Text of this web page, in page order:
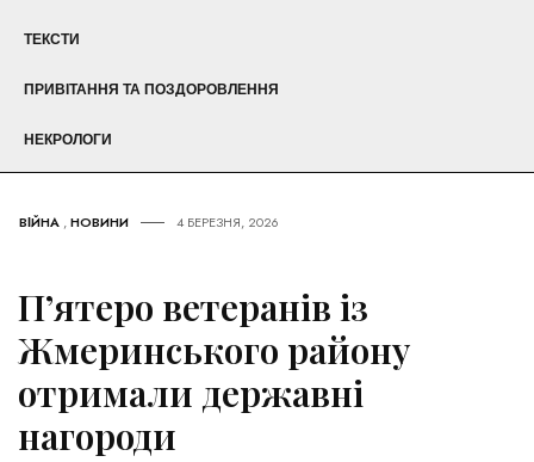
ТЕКСТИ
ПРИВІТАННЯ ТА ПОЗДОРОВЛЕННЯ
НЕКРОЛОГИ
ВІЙНА ,НОВИНИ 4 БЕРЕЗНЯ, 2026
П’ятеро ветеранів із
Жмеринського району
отримали державні
нагороди